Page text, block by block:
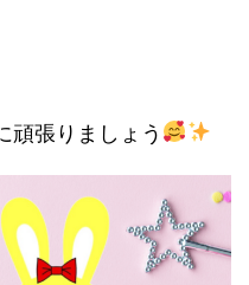
頑張りましょう